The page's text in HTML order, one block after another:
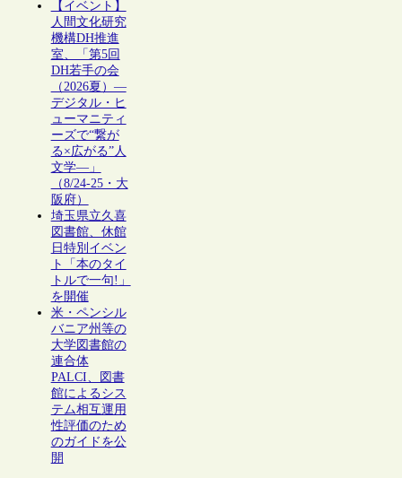
【イベント】
人間文化研究
機構DH推進
室、「第5回
DH若手の会
（2026夏）―
デジタル・ヒ
ューマニティ
ーズで“繋が
る×広がる”人
文学―」
（8/24-25・大
阪府）
埼玉県立久喜
図書館、休館
日特別イベン
ト「本のタイ
トルで一句!」
を開催
米・ペンシル
バニア州等の
大学図書館の
連合体
PALCI、図書
館によるシス
テム相互運用
性評価のため
のガイドを公
開